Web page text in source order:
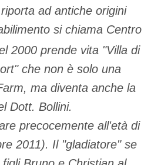
ad antiche origini
si chiama Centro
2000 prende vita "Villa di
che non è solo una
ma diventa anche la
Dott. Bollini.
precocemente all'età di
2011). Il "gladiatore" se